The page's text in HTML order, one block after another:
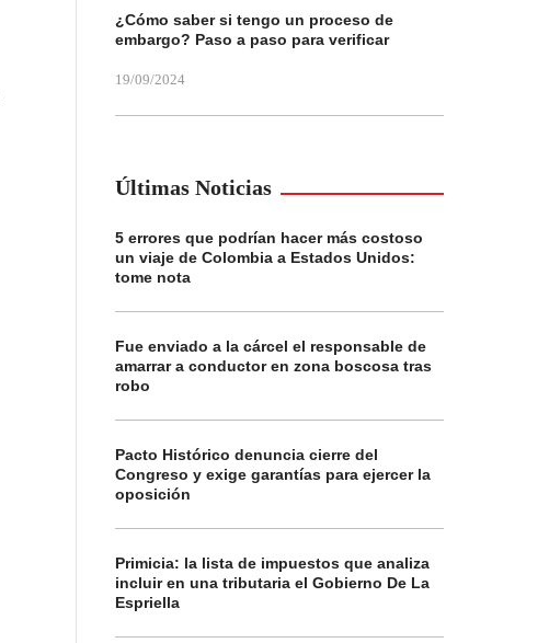
¿Cómo saber si tengo un proceso de
embargo? Paso a paso para verificar
19/09/2024
Últimas Noticias
5 errores que podrían hacer más costoso
un viaje de Colombia a Estados Unidos:
tome nota
Fue enviado a la cárcel el responsable de
amarrar a conductor en zona boscosa tras
robo
Pacto Histórico denuncia cierre del
Congreso y exige garantías para ejercer la
oposición
Primicia: la lista de impuestos que analiza
incluir en una tributaria el Gobierno De La
Espriella